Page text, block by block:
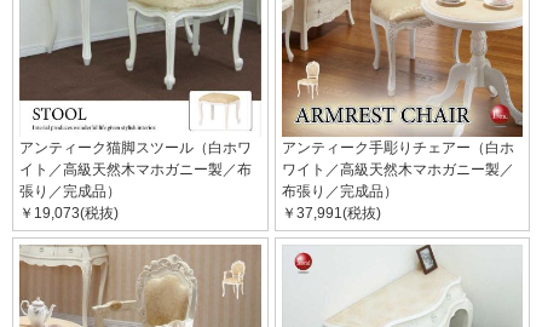
アンティーク猫脚スツール（白ホワ
イト／高級天然木マホガニー製／布
張り／完成品）
￥19,073(税抜)
アンティーク手彫りチェアー（白ホ
ワイト／高級天然木マホガニー製／
布張り／完成品）
￥37,991(税抜)